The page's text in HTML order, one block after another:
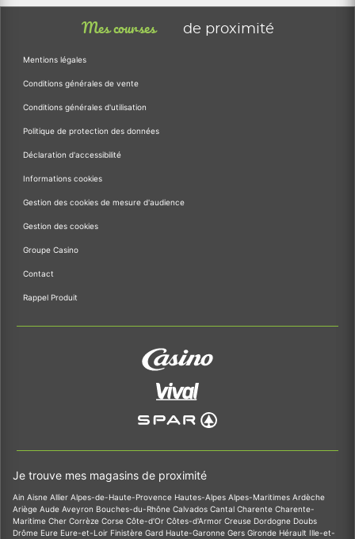
Mes courses de proximité
Mentions légales
Conditions générales de vente
Conditions générales d'utilisation
Politique de protection des données
Déclaration d'accessibilité
Informations cookies
Gestion des cookies de mesure d'audience
Gestion des cookies
Groupe Casino
Contact
Rappel Produit
Je trouve mes magasins de proximité
Ain Aisne Allier Alpes-de-Haute-Provence Hautes-Alpes Alpes-Maritimes Ardèche
Ariège Aude Aveyron Bouches-du-Rhône Calvados Cantal Charente Charente-
Maritime Cher Corrèze Corse Côte-d'Or Côtes-d'Armor Creuse Dordogne Doubs
Drôme Eure Eure-et-Loir Finistère Gard Haute-Garonne Gers Gironde Hérault Ille-et-